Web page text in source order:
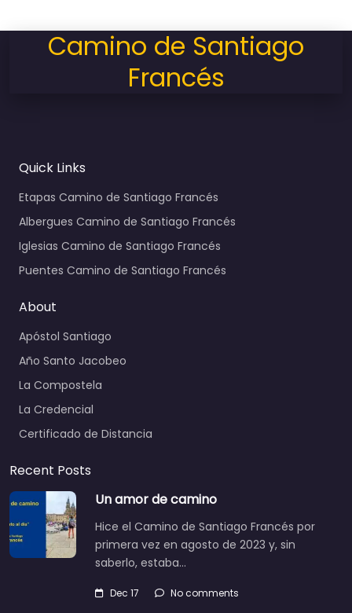
Camino de Santiago
Francés
Quick Links
Etapas Camino de Santiago Francés
Albergues Camino de Santiago Francés
Iglesias Camino de Santiago Francés
Puentes Camino de Santiago Francés
About
Apóstol Santiago
Año Santo Jacobeo
La Compostela
La Credencial
Certificado de Distancia
Recent Posts
Un amor de camino
Hice el Camino de Santiago Francés por
primera vez en agosto de 2023 y, sin
saberlo, estaba…
Dec 17 No comments